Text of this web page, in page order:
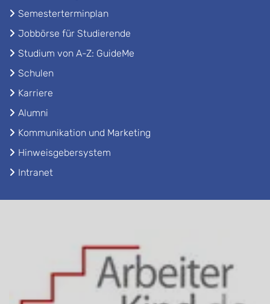
Semesterterminplan
Jobbörse für Studierende
Studium von A-Z: GuideMe
Schulen
Karriere
Alumni
Kommunikation und Marketing
Hinweisgebersystem
Intranet